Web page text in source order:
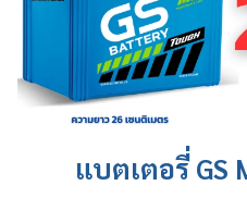
แบตเตอรี่ GS